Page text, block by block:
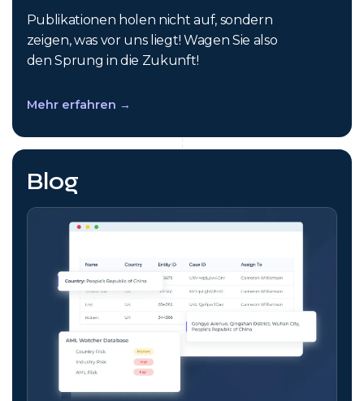
Publikationen holen nicht auf, sondern
zeigen, was vor uns liegt! Wagen Sie also
den Sprung in die Zukunft!
Mehr erfahren →
Blog